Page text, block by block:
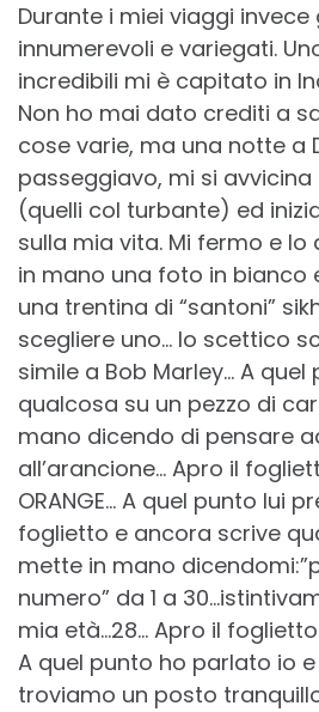
Durante i miei viaggi
innumerevoli e variegati.
incredibili mi è capitato in
Non ho mai dato crediti a
cose varie, ma una notte a
passeggiavo, mi si avvicina
(quelli col turbante) ed
sulla mia vita. Mi fermo e lo
in mano una foto in bianco
una trentina di “santoni”
scegliere uno… Io scettico
simile a Bob Marley… A quel
qualcosa su un pezzo di
mano dicendo di pensare
all’arancione… Apro il
ORANGE… A quel punto lui
foglietto e ancora scrive
mette in mano
numero” da 1 a
mia età…28… Apro il
A quel punto ho parlato io
troviamo un posto